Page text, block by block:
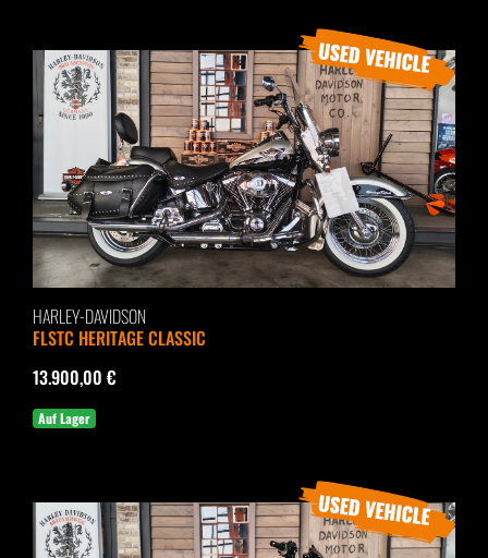
HARLEY-DAVIDSON
FLSTC HERITAGE CLASSIC
13.900,00 €
Auf Lager